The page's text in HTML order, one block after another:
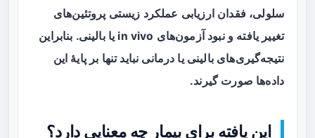
سلولی، فقدان ارزیابی عملکرد زیستی پروتئین‌های
تغییر یافته و نبود آزمون‌های in vivo یا بالینی. بنابراین
نتیجه‌گیری‌های بالینی یا درمانی نباید تنها بر پایهٔ این
داده‌ها صورت گیرند.
این یافته برای بیمار چه معنایی دارد؟